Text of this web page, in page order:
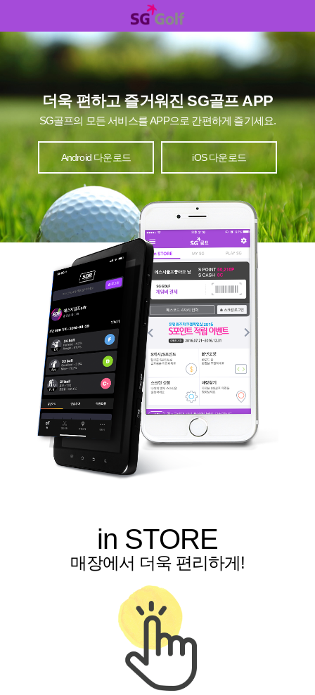
더욱 편하고 즐거워진 SG골프 APP
SG골프의 모든 서비스를 APP으로 간편하게 즐기세요.
Android 다운로드 iOS 다운로드
in STORE
매장에서 더욱 편리하게!